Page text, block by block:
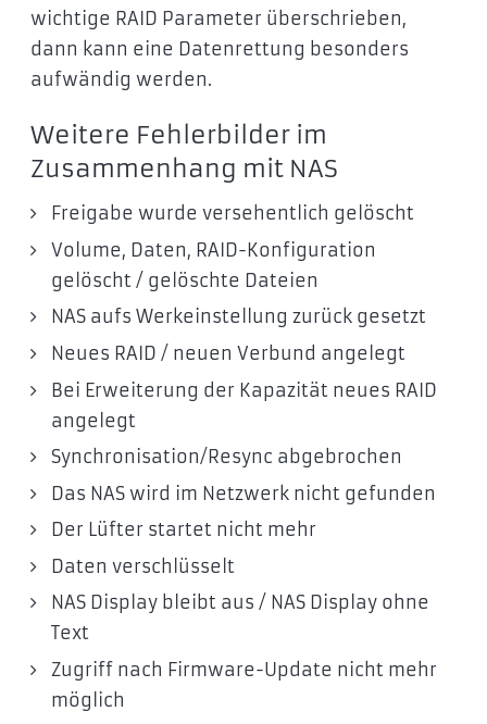
wichtige RAID Parameter überschrieben,
dann kann eine Datenrettung besonders
aufwändig werden.
Weitere Fehlerbilder im
Zusammenhang mit NAS
Freigabe wurde versehentlich gelöscht
Volume, Daten, RAID-Konfiguration
gelöscht / gelöschte Dateien
NAS aufs Werkeinstellung zurück gesetzt
Neues RAID / neuen Verbund angelegt
Bei Erweiterung der Kapazität neues RAID
angelegt
Synchronisation/Resync abgebrochen
Das NAS wird im Netzwerk nicht gefunden
Der Lüfter startet nicht mehr
Daten verschlüsselt
NAS Display bleibt aus / NAS Display ohne
Text
Zugriff nach Firmware-Update nicht mehr
möglich